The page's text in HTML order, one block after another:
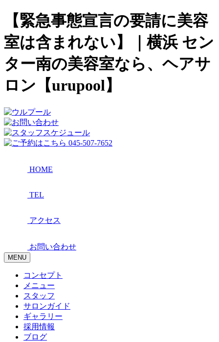
【緊急事態宣言の要請に美容
室は含まれない】｜横浜 セン
ター南の美容室なら、ヘアサ
ロン【urupool】
HOME
TEL
アクセス
お問い合わせ
MENU
コンセプト
メニュー
スタッフ
サロンガイド
ギャラリー
採用情報
ブログ